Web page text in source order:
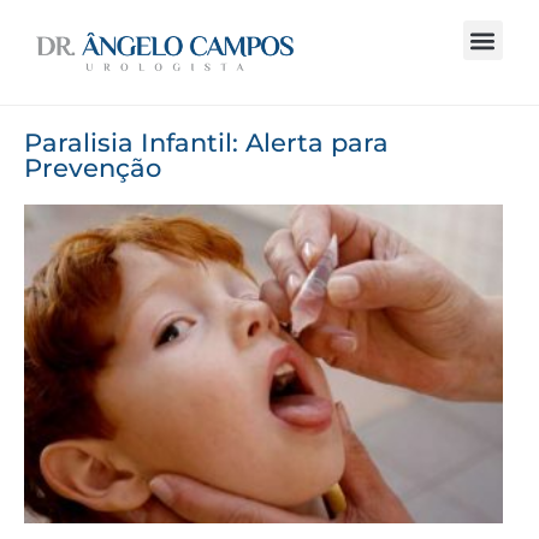
Paralisia Infantil: Alerta para
Prevenção